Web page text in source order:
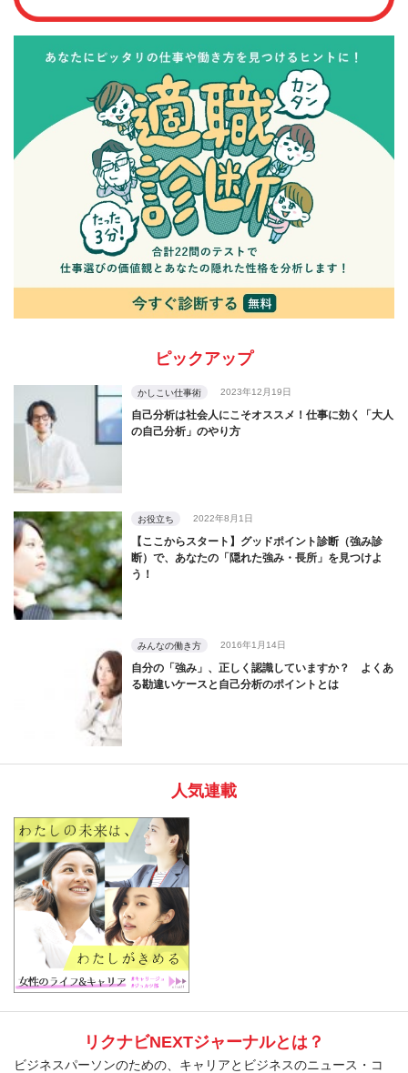
ピックアップ
かしこい仕事術 2023年12月19日
自己分析は社会人にこそオススメ！仕事に効く「大人
の自己分析」のやり方
お役立ち 2022年8月1日
【ここからスタート】グッドポイント診断（強み診
断）で、あなたの「隠れた強み・長所」を見つけよ
う！
みんなの働き方 2016年1月14日
自分の「強み」、正しく認識していますか？ よくあ
る勘違いケースと自己分析のポイントとは
人気連載
リクナビNEXTジャーナルとは？
ビジネスパーソンのための、キャリアとビジネスのニュース・コ